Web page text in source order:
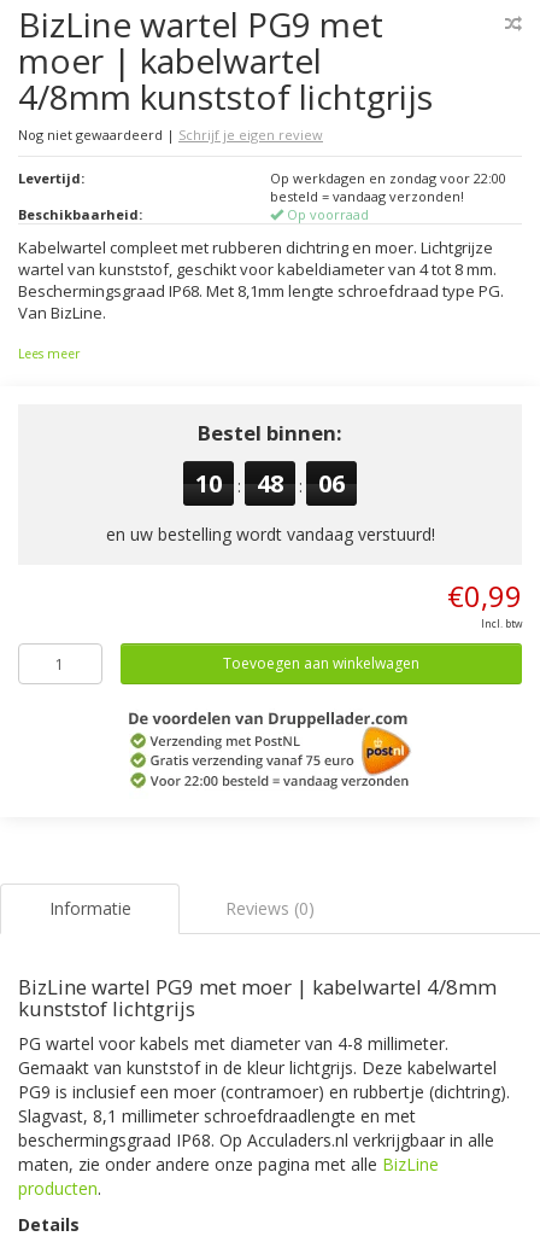
BizLine wartel PG9 met
moer | kabelwartel
4/8mm kunststof lichtgrijs
Nog niet gewaardeerd | Schrijf je eigen review
Levertijd:
Op werkdagen en zondag voor 22:00
besteld = vandaag verzonden!
Beschikbaarheid:
Op voorraad
Kabelwartel compleet met rubberen dichtring en moer. Lichtgrijze
wartel van kunststof, geschikt voor kabeldiameter van 4 tot 8 mm.
Beschermingsgraad IP68. Met 8,1mm lengte schroefdraad type PG.
Van BizLine.
Lees meer
Bestel binnen:
10 : 48 : 05
en uw bestelling wordt vandaag verstuurd!
€0,99
Incl. btw
Toevoegen aan winkelwagen
Informatie Reviews (0)
BizLine wartel PG9 met moer | kabelwartel 4/8mm
kunststof lichtgrijs
PG wartel voor kabels met diameter van 4-8 millimeter.
Gemaakt van kunststof in de kleur lichtgrijs. Deze kabelwartel
PG9 is inclusief een moer (contramoer) en rubbertje (dichtring).
Slagvast, 8,1 millimeter schroefdraadlengte en met
beschermingsgraad IP68. Op Acculaders.nl verkrijgbaar in alle
maten, zie onder andere onze pagina met alle BizLine
producten.
Details